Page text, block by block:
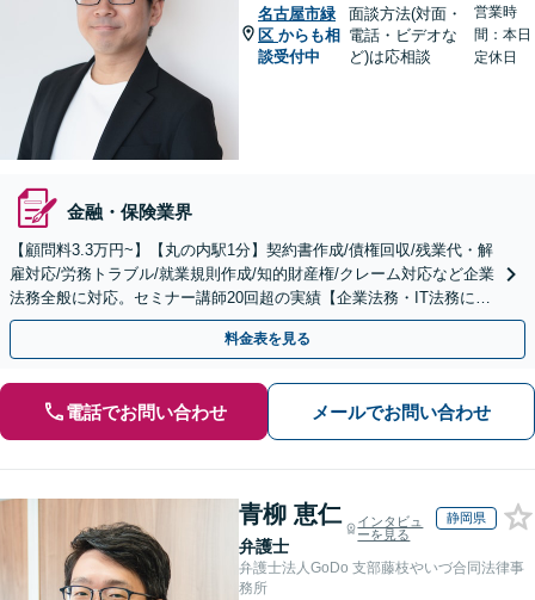
名古屋市緑
区 からも相
談受付中
面談方法(対面・
電話・ビデオな
ど)は応相談
営業時
間：本日
定休日
金融・保険業界
【顧問料3.3万円~】【丸の内駅1分】契約書作成/債権回収/残業代・解
雇対応/労務トラブル/就業規則作成/知的財産権/クレーム対応など企業
法務全般に対応。セミナー講師20回超の実績【企業法務・IT法務に精
通】
料金表を見る
電話でお問い合わせ メールでお問い合わせ
青柳 恵仁
弁護士
インタビュ
ーを見る
静岡県
弁護士法人GoDo 支部藤枝やいづ合同法律事
務所